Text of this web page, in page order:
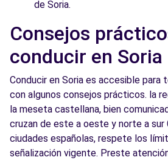
de Soria.
Consejos
conducir en Soria
Conducir en Soria es accesible
con algunos consejos prácticos. la
la meseta castellana, bien
cruzan de este a oeste y norte a sur
ciudades españolas, respete los
señalización vigente. Preste